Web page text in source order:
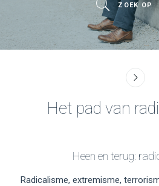
ZOEK OP
Het pad van
Heen en terug:
Radicalisme, extremisme,